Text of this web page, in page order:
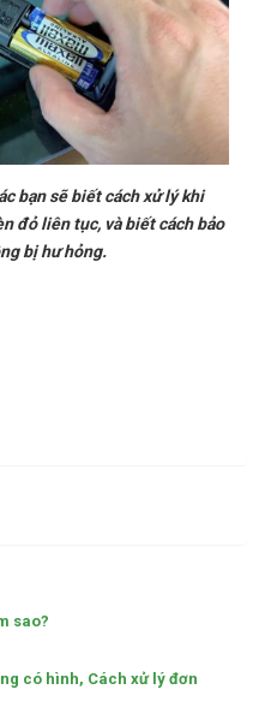
bạn sẽ biết cách xử lý khi
đỏ liên tục, và biết cách bảo
bị hư hỏng.
sao?
có hình, Cách xử lý đơn